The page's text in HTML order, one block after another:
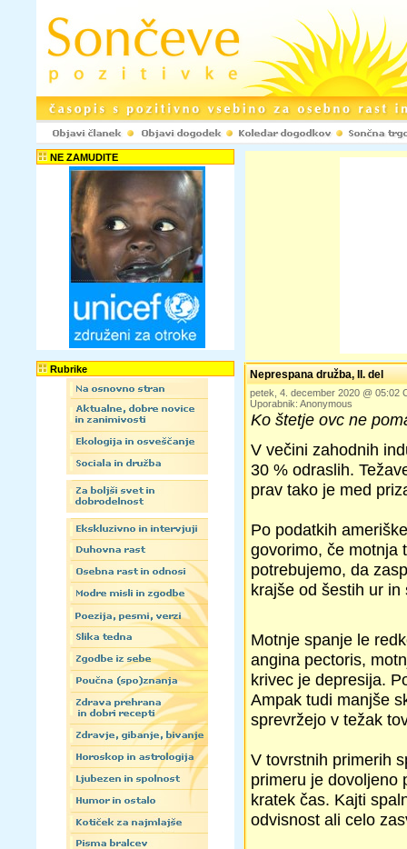
NE ZAMUDITE
Rubrike Neprespana družba, II. del
petek, 4. december 2020 @ 05:02
Uporabnik: Anonymous
Ko štetje ovc ne
V večini zahodnih
30 % odraslih.
prav tako je med
Po podatkih
govorimo, če motnja
potrebujemo, da
krajše od šestih ur
Motnje spanje le
angina pectoris,
krivec je depresija.
Ampak tudi manjše
sprevržejo v težak
V tovrstnih primerih
primeru je dovoljeno
kratek čas. Kajti
odvisnost ali celo